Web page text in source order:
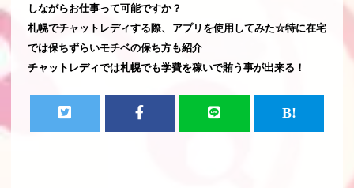
しながらお仕事って可能ですか？
札幌でチャットレディする際、アプリを使用してみた☆特に在宅
では保ちずらいモチベの保ち方も紹介
チャットレディでは札幌でも学費を稼いで賄う事が出来る！